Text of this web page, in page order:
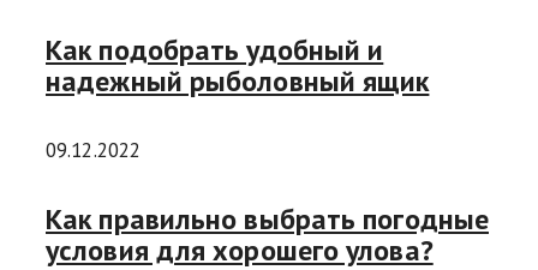
Как подобрать удобный и
надежный рыболовный ящик
09.12.2022
Как правильно выбрать погодные
условия для хорошего улова?